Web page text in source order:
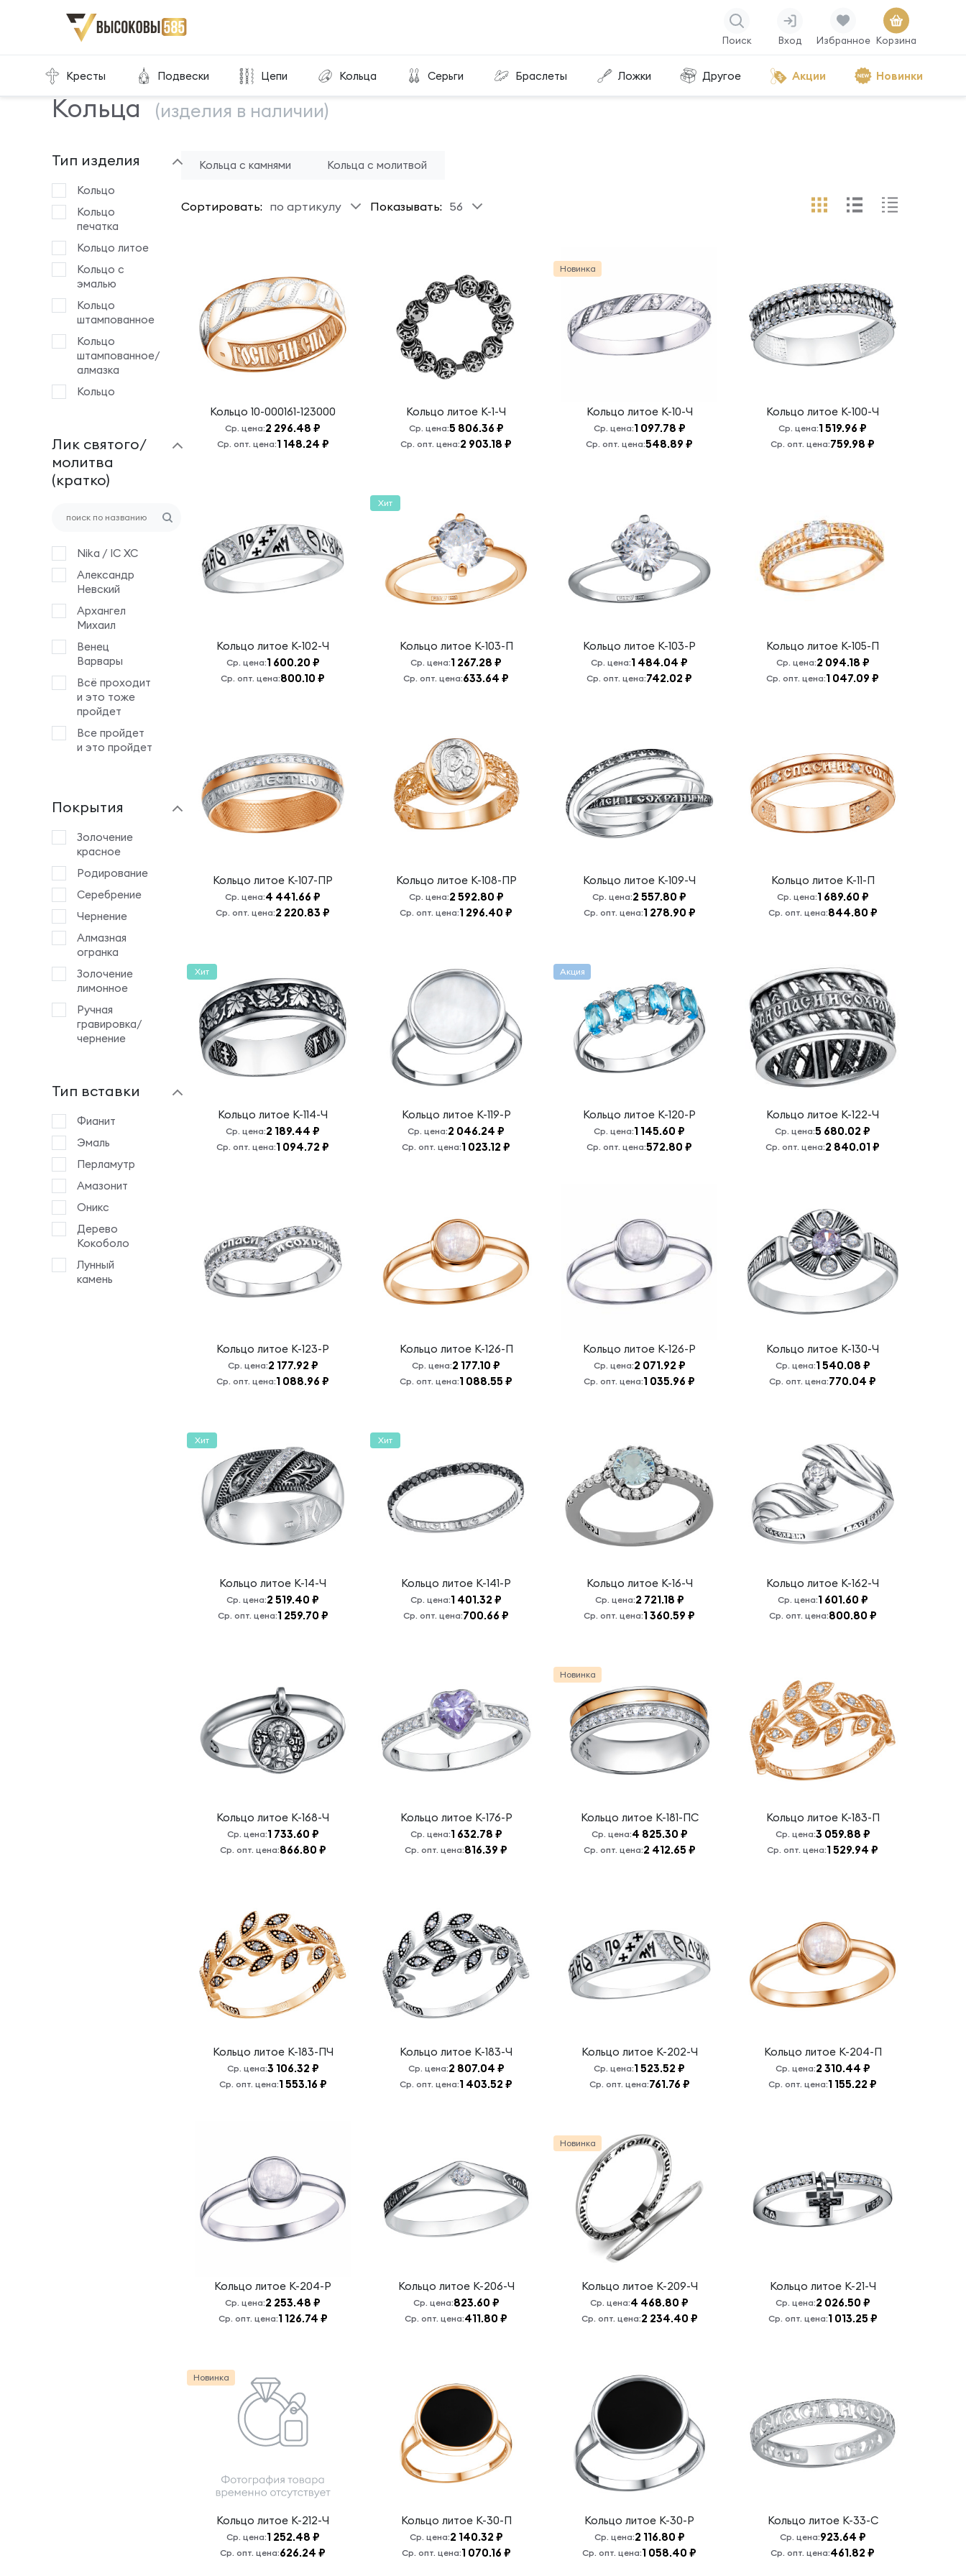
Поиск Вход Избранное Корзина
Кресты Подвески Цепи Кольца Серьги Браслеты Ложки Другое Акции Новинки
Главная Склад готовой продукции
Кольца (изделия в наличии)
Тип изделия
Кольцо
Кольцо
печатка
Кольцо литое
Кольцо с
эмалью
Кольцо
штампованное
Кольцо
штампованное/
алмазка
Кольцо
Лик святого/
молитва
(кратко)
Nika / IC XC
Александр
Невский
Архангел
Михаил
Венец
Варвары
Всё проходит
и это тоже
пройдет
Все пройдет
и это пройдет
Все проходит
и это тоже
пройдет.
Всецарица
Георгий
Победоносец
Господи
Иисусе
Христе сыне
божьего
Господи,
Иисусе
Христе, Сыне
Божий,
помилуй меня
Господи,
славою и
честию
венчай
Господи,
спаси и
сохрани
Господи,
спаси и
сохрани меня
Да
Покрытия
Золочение
красное
Родирование
Серебрение
Чернение
Алмазная
огранка
Золочение
лимонное
Ручная
гравировка/
чернение
Тип вставки
Фианит
Эмаль
Перламутр
Амазонит
Оникс
Дерево
Кокоболо
Лунный
камень
Кольца с камнями Кольца с молитвой
Сортировать: по артикулу Показывать: 56
Кольцо 10-000161-123000
Ср. цена:2 296.48 ₽
Ср. опт. цена:1 148.24 ₽
Кольцо литое К-1-Ч
Ср. цена:5 806.36 ₽
Ср. опт. цена:2 903.18 ₽
Кольцо литое К-10-Ч
Ср. цена:1 097.78 ₽
Ср. опт. цена:548.89 ₽
Новинка
Кольцо литое К-100-Ч
Ср. цена:1 519.96 ₽
Ср. опт. цена:759.98 ₽
Кольцо литое К-102-Ч
Ср. цена:1 600.20 ₽
Ср. опт. цена:800.10 ₽
Кольцо литое К-103-П
Ср. цена:1 267.28 ₽
Ср. опт. цена:633.64 ₽
Хит
Кольцо литое К-103-Р
Ср. цена:1 484.04 ₽
Ср. опт. цена:742.02 ₽
Кольцо литое К-105-П
Ср. цена:2 094.18 ₽
Ср. опт. цена:1 047.09 ₽
Кольцо литое К-107-ПР
Ср. цена:4 441.66 ₽
Ср. опт. цена:2 220.83 ₽
Кольцо литое К-108-ПР
Ср. цена:2 592.80 ₽
Ср. опт. цена:1 296.40 ₽
Кольцо литое К-109-Ч
Ср. цена:2 557.80 ₽
Ср. опт. цена:1 278.90 ₽
Кольцо литое К-11-П
Ср. цена:1 689.60 ₽
Ср. опт. цена:844.80 ₽
Кольцо литое К-114-Ч
Ср. цена:2 189.44 ₽
Ср. опт. цена:1 094.72 ₽
Хит
Кольцо литое К-119-Р
Ср. цена:2 046.24 ₽
Ср. опт. цена:1 023.12 ₽
Кольцо литое К-120-Р
Ср. цена:1 145.60 ₽
Ср. опт. цена:572.80 ₽
Акция
Кольцо литое К-122-Ч
Ср. цена:5 680.02 ₽
Ср. опт. цена:2 840.01 ₽
Кольцо литое К-123-Р
Ср. цена:2 177.92 ₽
Ср. опт. цена:1 088.96 ₽
Кольцо литое К-126-П
Ср. цена:2 177.10 ₽
Ср. опт. цена:1 088.55 ₽
Кольцо литое К-126-Р
Ср. цена:2 071.92 ₽
Ср. опт. цена:1 035.96 ₽
Кольцо литое К-130-Ч
Ср. цена:1 540.08 ₽
Ср. опт. цена:770.04 ₽
Кольцо литое К-14-Ч
Ср. цена:2 519.40 ₽
Ср. опт. цена:1 259.70 ₽
Хит
Кольцо литое К-141-Р
Ср. цена:1 401.32 ₽
Ср. опт. цена:700.66 ₽
Хит
Кольцо литое К-16-Ч
Ср. цена:2 721.18 ₽
Ср. опт. цена:1 360.59 ₽
Кольцо литое К-162-Ч
Ср. цена:1 601.60 ₽
Ср. опт. цена:800.80 ₽
Кольцо литое К-168-Ч
Ср. цена:1 733.60 ₽
Ср. опт. цена:866.80 ₽
Кольцо литое К-176-Р
Ср. цена:1 632.78 ₽
Ср. опт. цена:816.39 ₽
Кольцо литое К-181-ПС
Ср. цена:4 825.30 ₽
Ср. опт. цена:2 412.65 ₽
Новинка
Кольцо литое К-183-П
Ср. цена:3 059.88 ₽
Ср. опт. цена:1 529.94 ₽
Кольцо литое К-183-ПЧ
Ср. цена:3 106.32 ₽
Ср. опт. цена:1 553.16 ₽
Кольцо литое К-183-Ч
Ср. цена:2 807.04 ₽
Ср. опт. цена:1 403.52 ₽
Кольцо литое К-202-Ч
Ср. цена:1 523.52 ₽
Ср. опт. цена:761.76 ₽
Кольцо литое К-204-П
Ср. цена:2 310.44 ₽
Ср. опт. цена:1 155.22 ₽
Кольцо литое К-204-Р
Ср. цена:2 253.48 ₽
Ср. опт. цена:1 126.74 ₽
Кольцо литое К-206-Ч
Ср. цена:823.60 ₽
Ср. опт. цена:411.80 ₽
Кольцо литое К-209-Ч
Ср. цена:4 468.80 ₽
Ср. опт. цена:2 234.40 ₽
Новинка
Кольцо литое К-21-Ч
Ср. цена:2 026.50 ₽
Ср. опт. цена:1 013.25 ₽
Кольцо литое К-212-Ч
Ср. цена:1 252.48 ₽
Ср. опт. цена:626.24 ₽
Новинка
Кольцо литое К-30-П
Ср. цена:2 140.32 ₽
Ср. опт. цена:1 070.16 ₽
Кольцо литое К-30-Р
Ср. цена:2 116.80 ₽
Ср. опт. цена:1 058.40 ₽
Кольцо литое К-33-С
Ср. цена:923.64 ₽
Ср. опт. цена:461.82 ₽